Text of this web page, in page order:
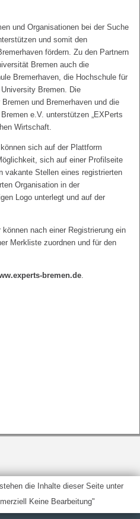
und Organisationen bei der Suche
und somit den
fördern. Zu den Partnern
Bremen auch die
Bremerhaven, die Hochschule für
Bremen. Die
und Bremerhaven und die
e.V. unterstützen „EXPerts
Wirtschaft.
sich auf der Plattform
sich auf einer Profilseite
vakante Stellen eines registrierten
Organisation in der
Logo unterlegt und auf der
nach einer Registrierung ein
Merkliste zuordnen und für den
bremen.de.
die Inhalte dieser Seite unter